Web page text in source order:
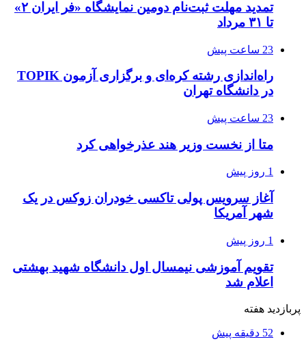
تمدید مهلت ثبت‌نام دومین نمایشگاه «فر ایران ۲»
تا ۳۱ مرداد
23 ساعت پیش
راه‌اندازی رشته کره‌ای و برگزاری آزمون TOPIK
در دانشگاه تهران
23 ساعت پیش
متا از نخست وزیر هند عذرخواهی کرد
1 روز پیش
آغاز سرویس پولی تاکسی خودران زوکس در یک
شهر آمریکا
1 روز پیش
تقویم آموزشی نیمسال اول دانشگاه شهید بهشتی
اعلام شد
پربازدید هفته
52 دقیقه پیش